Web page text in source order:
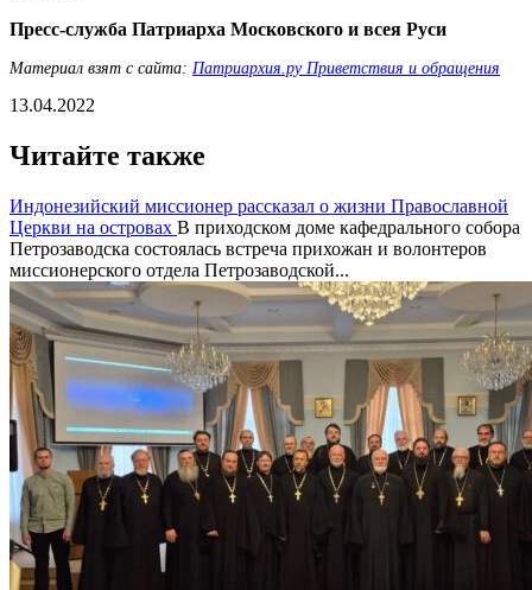
Пресс-служба Патриарха Московского и всея Руси
Материал взят с сайта: Патриархия.ру Приветствия и обращения
13.04.2022
Читайте также
Индонезийский миссионер рассказал о жизни Православной
Церкви на островах В приходском доме кафедрального собора
Петрозаводска состоялась встреча прихожан и волонтеров
миссионерского отдела Петрозаводской...